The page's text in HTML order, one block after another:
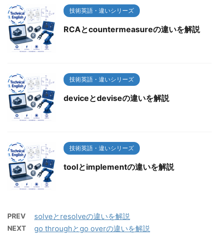
技術英語・違いシリーズ
RCAとcountermeasureの違いを解説
技術英語・違いシリーズ
deviceとdeviseの違いを解説
技術英語・違いシリーズ
toolとimplementの違いを解説
PREV solveとresolveの違いを解説
NEXT go throughとgo overの違いを解説